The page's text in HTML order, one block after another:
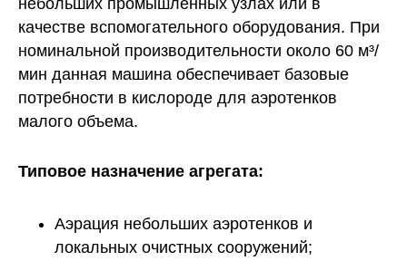
небольших промышленных узлах или в
качестве вспомогательного оборудования. При
номинальной производительности около 60 м³/
мин данная машина обеспечивает базовые
потребности в кислороде для аэротенков
малого объема.
Типовое назначение агрегата:
Аэрация небольших аэротенков и
локальных очистных сооружений;